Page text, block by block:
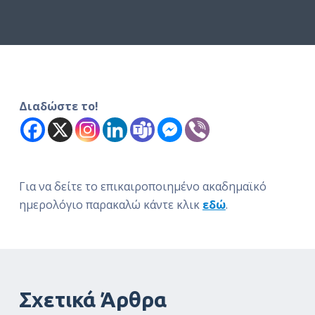
ε
Διαδώστε το!
Για να δείτε το επικαιροποιημένο ακαδημαϊκό
ημερολόγιο παρακαλώ κάντε κλικ εδώ.
Σχετικά Άρθρα